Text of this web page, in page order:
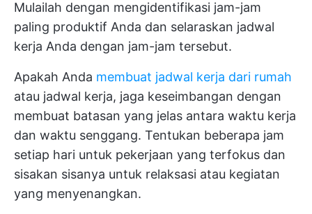
Mulailah dengan mengidentifikasi jam-jam
paling produktif Anda dan selaraskan jadwal
kerja Anda dengan jam-jam tersebut.
Apakah Anda membuat jadwal kerja dari rumah
atau jadwal kerja, jaga keseimbangan dengan
membuat batasan yang jelas antara waktu kerja
dan waktu senggang. Tentukan beberapa jam
setiap hari untuk pekerjaan yang terfokus dan
sisakan sisanya untuk relaksasi atau kegiatan
yang menyenangkan.